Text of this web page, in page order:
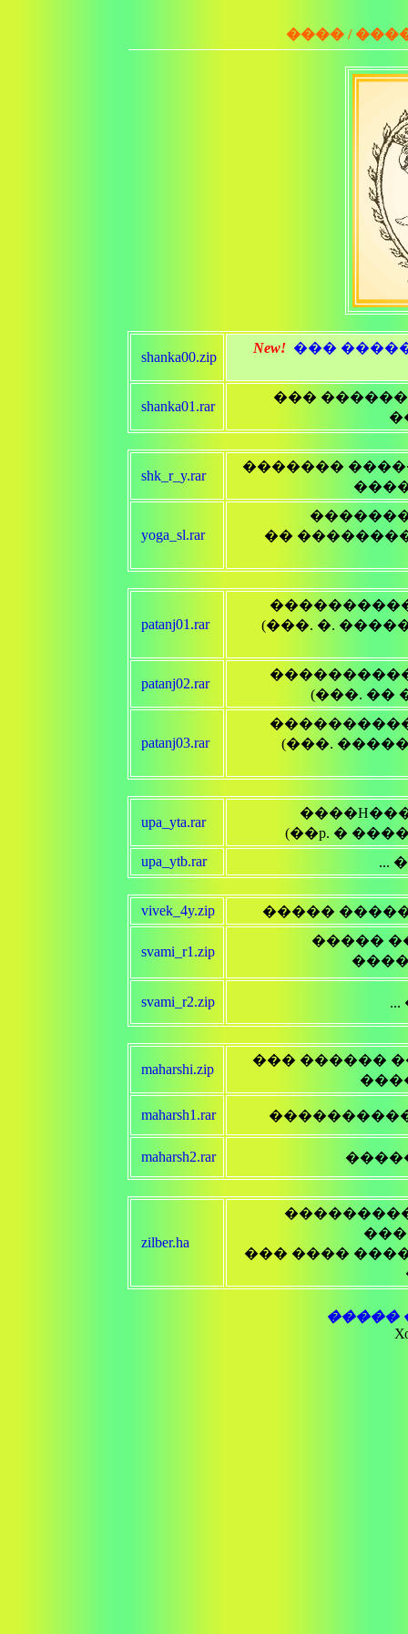
���� /
shanka00.zip
New! ���
shanka01.rar
���
shk_r_y.rar
�������
yoga_sl.rar
��
patanj01.rar (���. �.
patanj02.rar
(���. ��
patanj03.rar (���.
upa_yta.rar
(��p. �
upa_ytb.rar
...
vivek_4y.zip �����
svami_r1.zip
�����
svami_r2.zip
maharshi.zip
��� ������
maharsh1.rar
maharsh2.rar
zilber.ha
��� ����
�����